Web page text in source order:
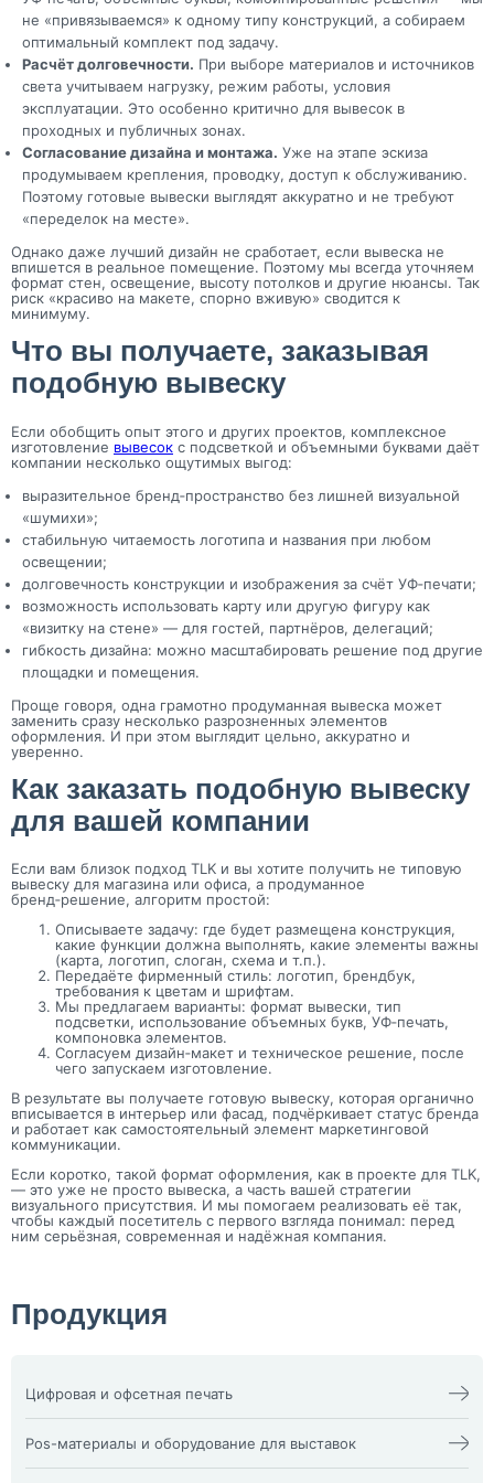
не «привязываемся» к одному типу конструкций, а собираем
оптимальный комплект под задачу.
Расчёт долговечности. При выборе материалов и источников
света учитываем нагрузку, режим работы, условия
эксплуатации. Это особенно критично для вывесок в
проходных и публичных зонах.
Согласование дизайна и монтажа. Уже на этапе эскиза
продумываем крепления, проводку, доступ к обслуживанию.
Поэтому готовые вывески выглядят аккуратно и не требуют
«переделок на месте».
Однако даже лучший дизайн не сработает, если вывеска не
впишется в реальное помещение. Поэтому мы всегда уточняем
формат стен, освещение, высоту потолков и другие нюансы. Так
риск «красиво на макете, спорно вживую» сводится к
минимуму.
Что вы получаете, заказывая
подобную вывеску
Если обобщить опыт этого и других проектов, комплексное
изготовление вывесок с подсветкой и объемными буквами даёт
компании несколько ощутимых выгод:
выразительное бренд‑пространство без лишней визуальной
«шумихи»;
стабильную читаемость логотипа и названия при любом
освещении;
долговечность конструкции и изображения за счёт УФ‑печати;
возможность использовать карту или другую фигуру как
«визитку на стене» — для гостей, партнёров, делегаций;
гибкость дизайна: можно масштабировать решение под другие
площадки и помещения.
Проще говоря, одна грамотно продуманная вывеска может
заменить сразу несколько разрозненных элементов
оформления. И при этом выглядит цельно, аккуратно и
уверенно.
Как заказать подобную вывеску
для вашей компании
Если вам близок подход TLK и вы хотите получить не типовую
вывеску для магазина или офиса, а продуманное
бренд‑решение, алгоритм простой:
Описываете задачу: где будет размещена конструкция,
какие функции должна выполнять, какие элементы важны
(карта, логотип, слоган, схема и т.п.).
Передаёте фирменный стиль: логотип, брендбук,
требования к цветам и шрифтам.
Мы предлагаем варианты: формат вывески, тип
подсветки, использование объемных букв, УФ‑печать,
компоновка элементов.
Согласуем дизайн‑макет и техническое решение, после
чего запускаем изготовление.
В результате вы получаете готовую вывеску, которая органично
вписывается в интерьер или фасад, подчёркивает статус бренда
и работает как самостоятельный элемент маркетинговой
коммуникации.
Если коротко, такой формат оформления, как в проекте для TLK,
— это уже не просто вывеска, а часть вашей стратегии
визуального присутствия. И мы помогаем реализовать её так,
чтобы каждый посетитель с первого взгляда понимал: перед
ним серьёзная, современная и надёжная компания.
Продукция
Цифровая и офсетная печать
Визитки
Конверты
3D наклейки
Пакеты
Папка фолдер
Печати и штампы
Pos-материалы и оборудование для выставок